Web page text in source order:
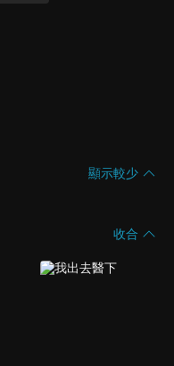
顯示較少
收合